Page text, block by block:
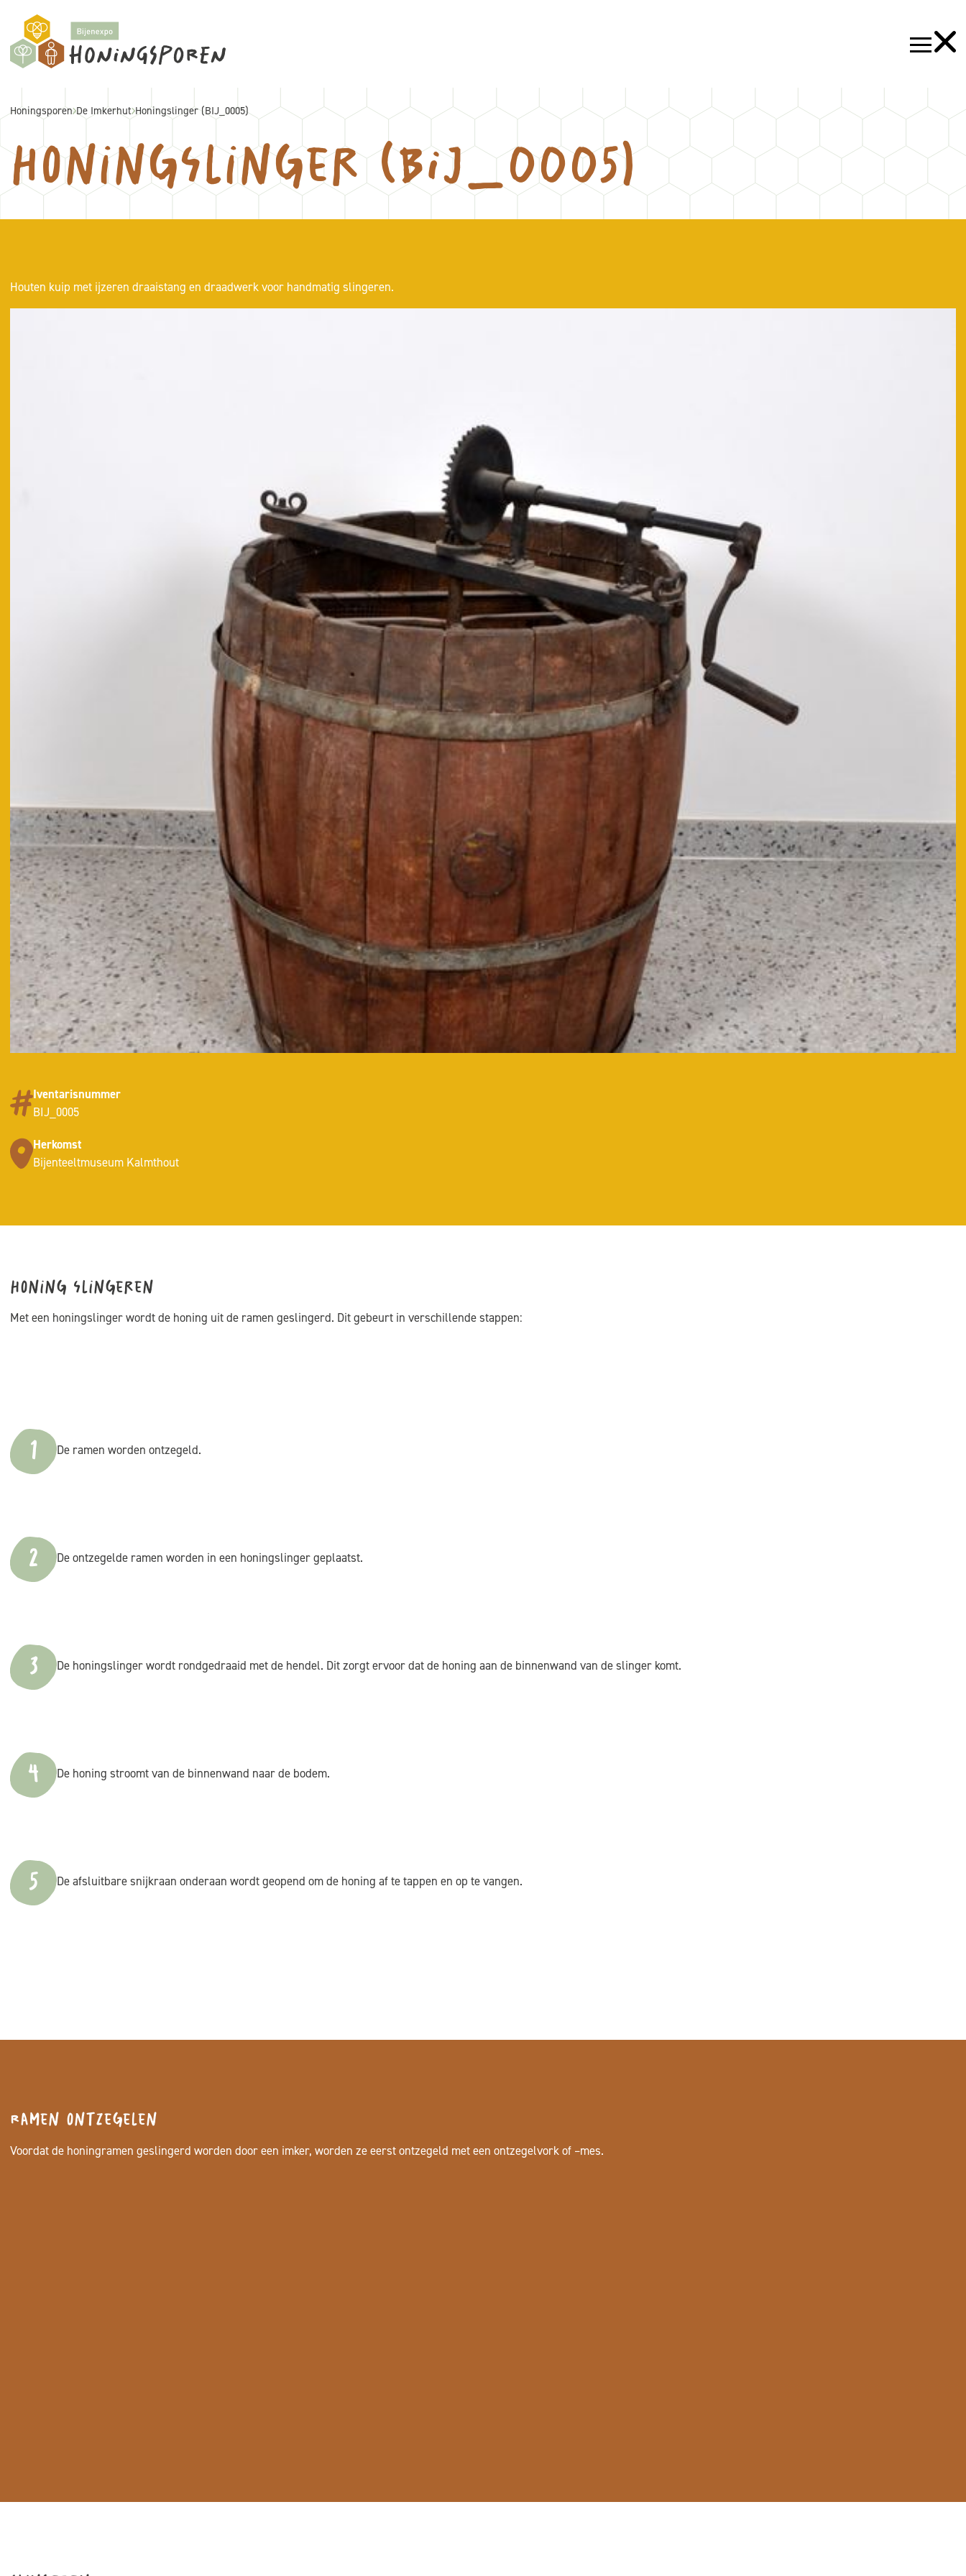
Honingsporen De Imkerhut Honingslinger (BIJ_0005)
Honingslinger (BIJ_0005)
Houten kuip met ijzeren draaistang en draadwerk voor handmatig slingeren.
Iventarisnummer
BIJ_0005
Herkomst
Bijenteeltmuseum Kalmthout
Honing slingeren
Met een honingslinger wordt de honing uit de ramen geslingerd. Dit gebeurt in verschillende stappen:
1 De ramen worden ontzegeld.
2 De ontzegelde ramen worden in een honingslinger geplaatst.
3 De honingslinger wordt rondgedraaid met de hendel. Dit zorgt ervoor dat de honing aan de binnenwand van de slinger komt.
4 De honing stroomt van de binnenwand naar de bodem.
5 De afsluitbare snijkraan onderaan wordt geopend om de honing af te tappen en op te vangen.
Ramen ontzegelen
Voordat de honingramen geslingerd worden door een imker, worden ze eerst ontzegeld met een ontzegelvork of –mes.